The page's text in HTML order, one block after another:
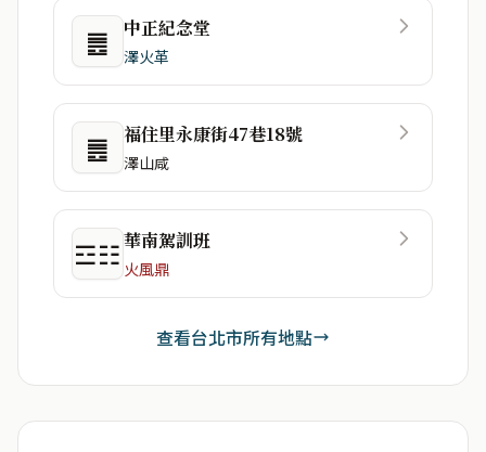
䷌ 中正紀念堂
澤火革
䷌ 福住里永康街47巷18號
澤山咸
☲☷華南駕訓班
火風鼎
查看台北市所有地點